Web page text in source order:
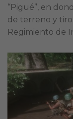
“Pigué”, en
de terreno y
Regimiento de